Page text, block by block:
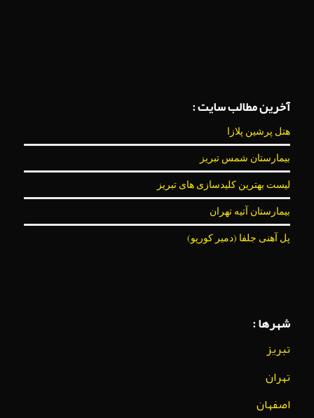
آخرین مطالب سایت :
هتل پرشین پلازا
بیمارستان شمس تبریز
لیست بهترین کلیدسازی های تبریز
بیمارستان آتیه تهران
پل آهنی جلفا (دمیر کورپو)
شهرها :
تبریز
تهران
اصفهان